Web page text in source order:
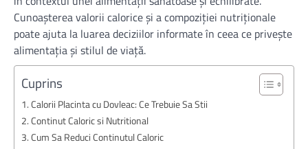
Cunoașterea valorii calorice și a compoziției nutriționale
poate ajuta la luarea deciziilor informate în ceea ce privește
alimentația și stilul de viață.
Cuprins
Calorii Placinta cu Dovleac: Ce Trebuie Sa Stii
Continut Caloric si Nutritional
Cum Sa Reduci Continutul Caloric